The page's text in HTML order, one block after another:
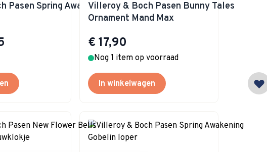
Pasen Spring AwakeningVilleroy & Boch Pasen Bunny Tales
Ornament Mand Max
€ 17,90
Nog 1 item op voorraad
In winkelwagen